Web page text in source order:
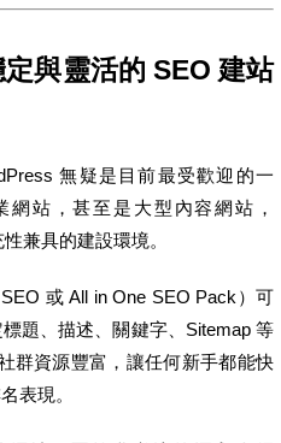
與靈活的 SEO 建站
無疑是目前最受歡迎的一
站，甚至是大型內容網站，
兼具的建設環境。
或 All in One SEO Pack）可
題、描述、關鍵字、Sitemap 等
群資源豐富，讓任何新手都能快
表現。